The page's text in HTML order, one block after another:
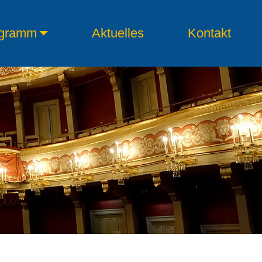
Aktuelles Kontakt